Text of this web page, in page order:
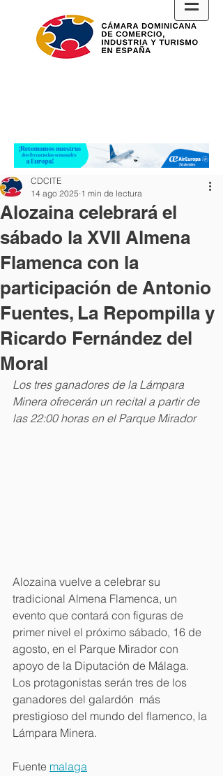
Alozaina celebrará el
sábado la XVII Almena
Flamenca con la
participación de Antonio
Fuentes, La Repompilla y
Ricardo Fernández del
Moral
CDCITE
14 ago 2025 1 min de lectura
Los tres ganadores de la Lámpara
Minera ofrecerán un recital a partir de
las 22:00 horas en el Parque Mirador
Alozaina vuelve a celebrar su
tradicional Almena Flamenca, un
evento que contará con figuras de
primer nivel el próximo sábado, 16 de
agosto, en el Parque Mirador con
apoyo de la Diputación de Málaga.
Los protagonistas serán tres de los
ganadores del galardón  más
prestigioso del mundo del flamenco, la
Lámpara Minera.
Fuente malaga